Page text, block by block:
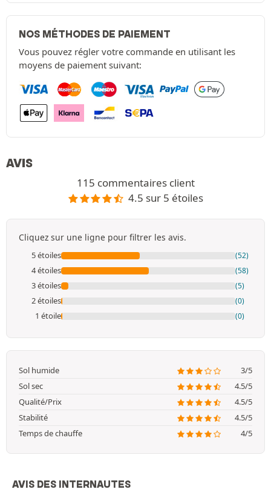
NOS MÉTHODES DE PAIEMENT
Vous pouvez régler votre commande en utilisant les
moyens de paiement suivant:
AVIS
115 commentaires client
4.5 sur 5 étoiles
Cliquez sur une ligne pour filtrer les avis.
5 étoiles (52)
4 étoiles (58)
3 étoiles (5)
2 étoiles (0)
1 étoile (0)
Sol humide
3/5
Sol sec
4.5/5
Qualité/Prix
4.5/5
Stabilité
4.5/5
Temps de chauffe
4/5
AVIS DES INTERNAUTES